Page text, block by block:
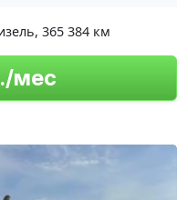
, 365 384 км
мес